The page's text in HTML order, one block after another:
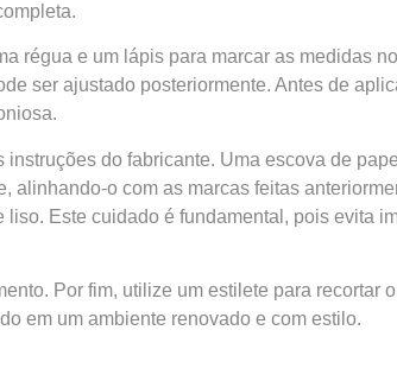
régua e um lápis para marcar as medidas
ser ajustado posteriormente. Antes de
do fabricante. Uma escova de
o com as marcas feitas
Este cuidado é fundamental, pois evita
Por fim, utilize um estilete para recortar
em um ambiente renovado e com estilo.